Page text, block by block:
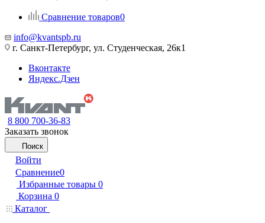
Сравнение товаров0
info@kvantspb.ru
г. Санкт-Петербург, ул. Студенческая, 26к1
Вконтакте
Яндекс.Дзен
8 800 700-36-83
Заказать звонок
Поиск
Войти
Сравнение0
Избранные товары 0
Корзина 0
Каталог